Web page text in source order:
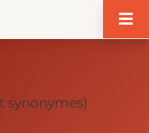
synonymes)